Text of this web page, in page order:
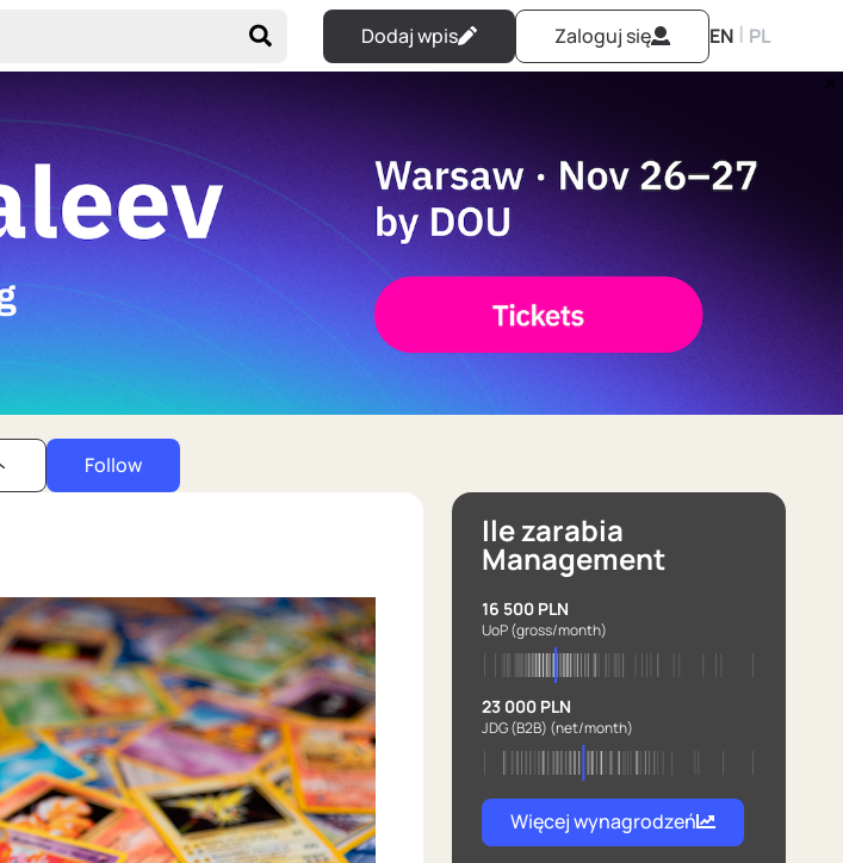
Dodaj wpis Zaloguj się EN | PL
Follow
Ile zarabia
Management
16 500 PLN
UoP(gross/month)
23 000 PLN
JDG (B2B) (net/month)
Więcej wynagrodzeń